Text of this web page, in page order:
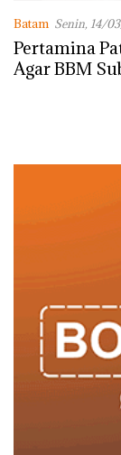
Batam Senin, 14/
Pertamina
Agar BBM